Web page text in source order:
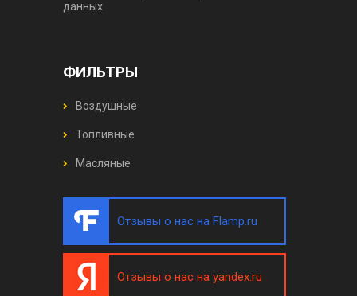
данных
ФИЛЬТРЫ
Воздушные
Топливные
Масляные
Отзывы о нас на Flamp.ru
Отзывы о нас на yandex.ru